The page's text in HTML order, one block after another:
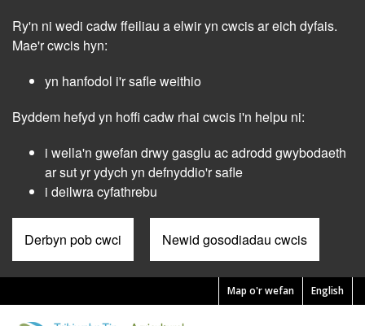
main
Ry'n ni wedi cadw ffeiliau a elwir yn cwcis ar eich dyfais.
Mae'r cwcis hyn:
yn hanfodol i'r safle weithio
Byddem hefyd yn hoffi cadw rhai cwcis i'n helpu ni:
i wella'n gwefan drwy gasglu ac adrodd gwybodaeth
ar sut yr ydych yn defnyddio'r safle
i deilwra cyfathrebu
Derbyn pob cwci Newid gosodiadau cwcis
English
Pre
Map o'r wefan